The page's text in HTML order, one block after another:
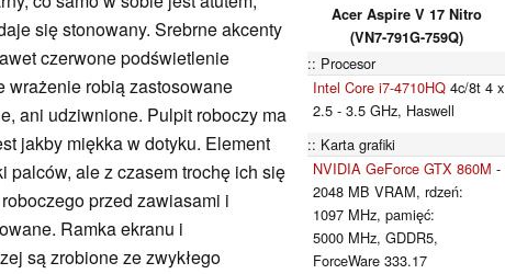
się stonowany. Srebrne akcenty
czerwone podświetlenie
wrażenie robią zastosowane
ani udziwnione. Pulpit roboczy ma
jakby miękka w dotyku. Element
palców, ale z czasem trochę ich się
przed zawiasami i
Ramka ekranu i
są zrobione ze zwykłego
Acer Aspire V 17 Nitro
(VN7-791G-759Q)
Procesor
Intel Core i7-4710HQ 4c/8t 4 x
2.5 - 3.5 GHz, Haswell
Karta grafiki
NVIDIA GeForce GTX 860M -
2048 MB VRAM, rdzeń:
1097 MHz, pamięć:
5000 MHz, GDDR5,
ForceWare 333.17